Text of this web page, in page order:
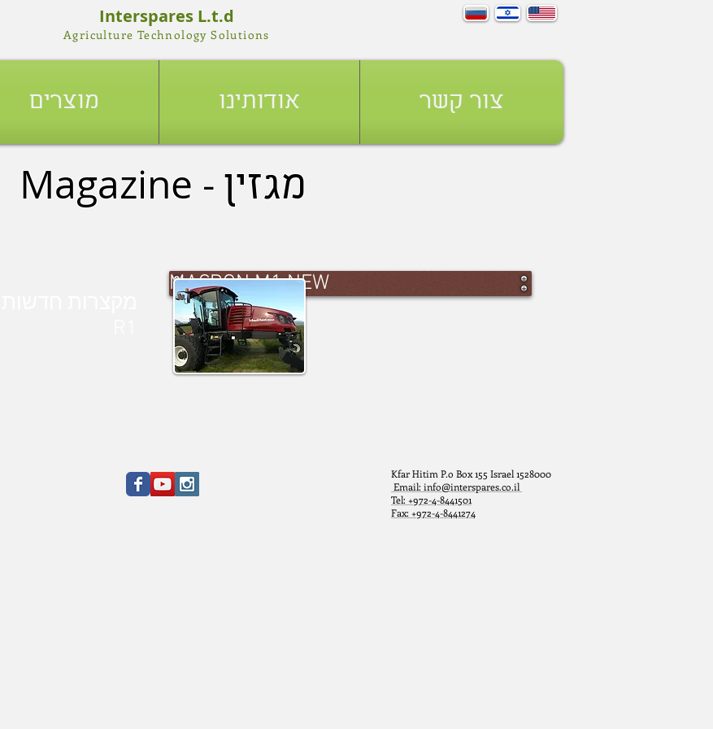
Interspares L.t.d
Agriculture Technology Solutions
מוצרים אודותינו צור קשר
Magazine - מגזין
MACDON M1 NEW
Kfar Hitim P.o Box 155 Israel 1528000
Email: info@interspares.co.il
Tel: +972-4-8441501
Fax: +972-4-8441274